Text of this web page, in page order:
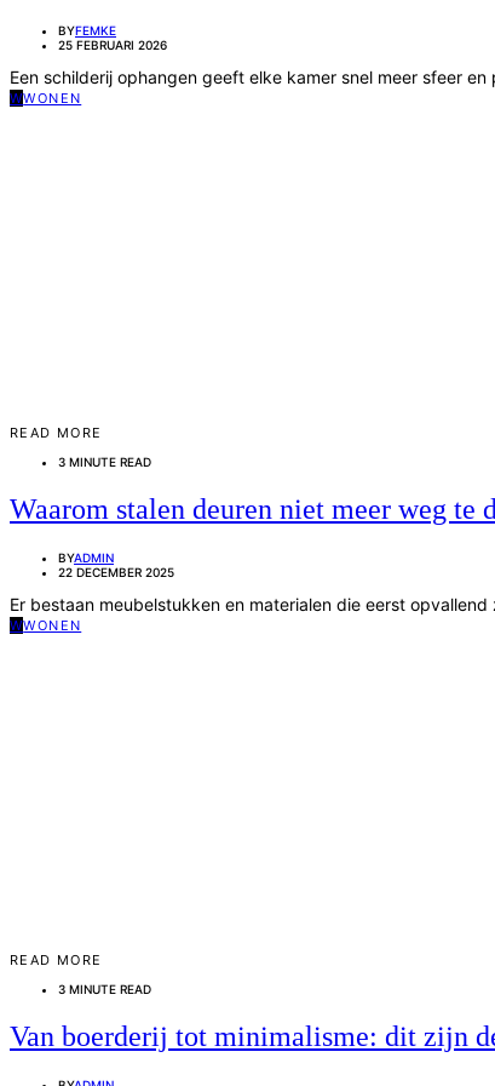
BYFEMKE
25 FEBRUARI 2026
Een schilderij ophangen geeft elke kamer snel meer sfeer
WWONEN
READ MORE
3 MINUTE READ
Waarom stalen deuren niet meer weg
BYADMIN
22 DECEMBER 2025
Er bestaan meubelstukken en materialen die eerst
WWONEN
READ MORE
3 MINUTE READ
Van boerderij tot minimalisme: dit zijn